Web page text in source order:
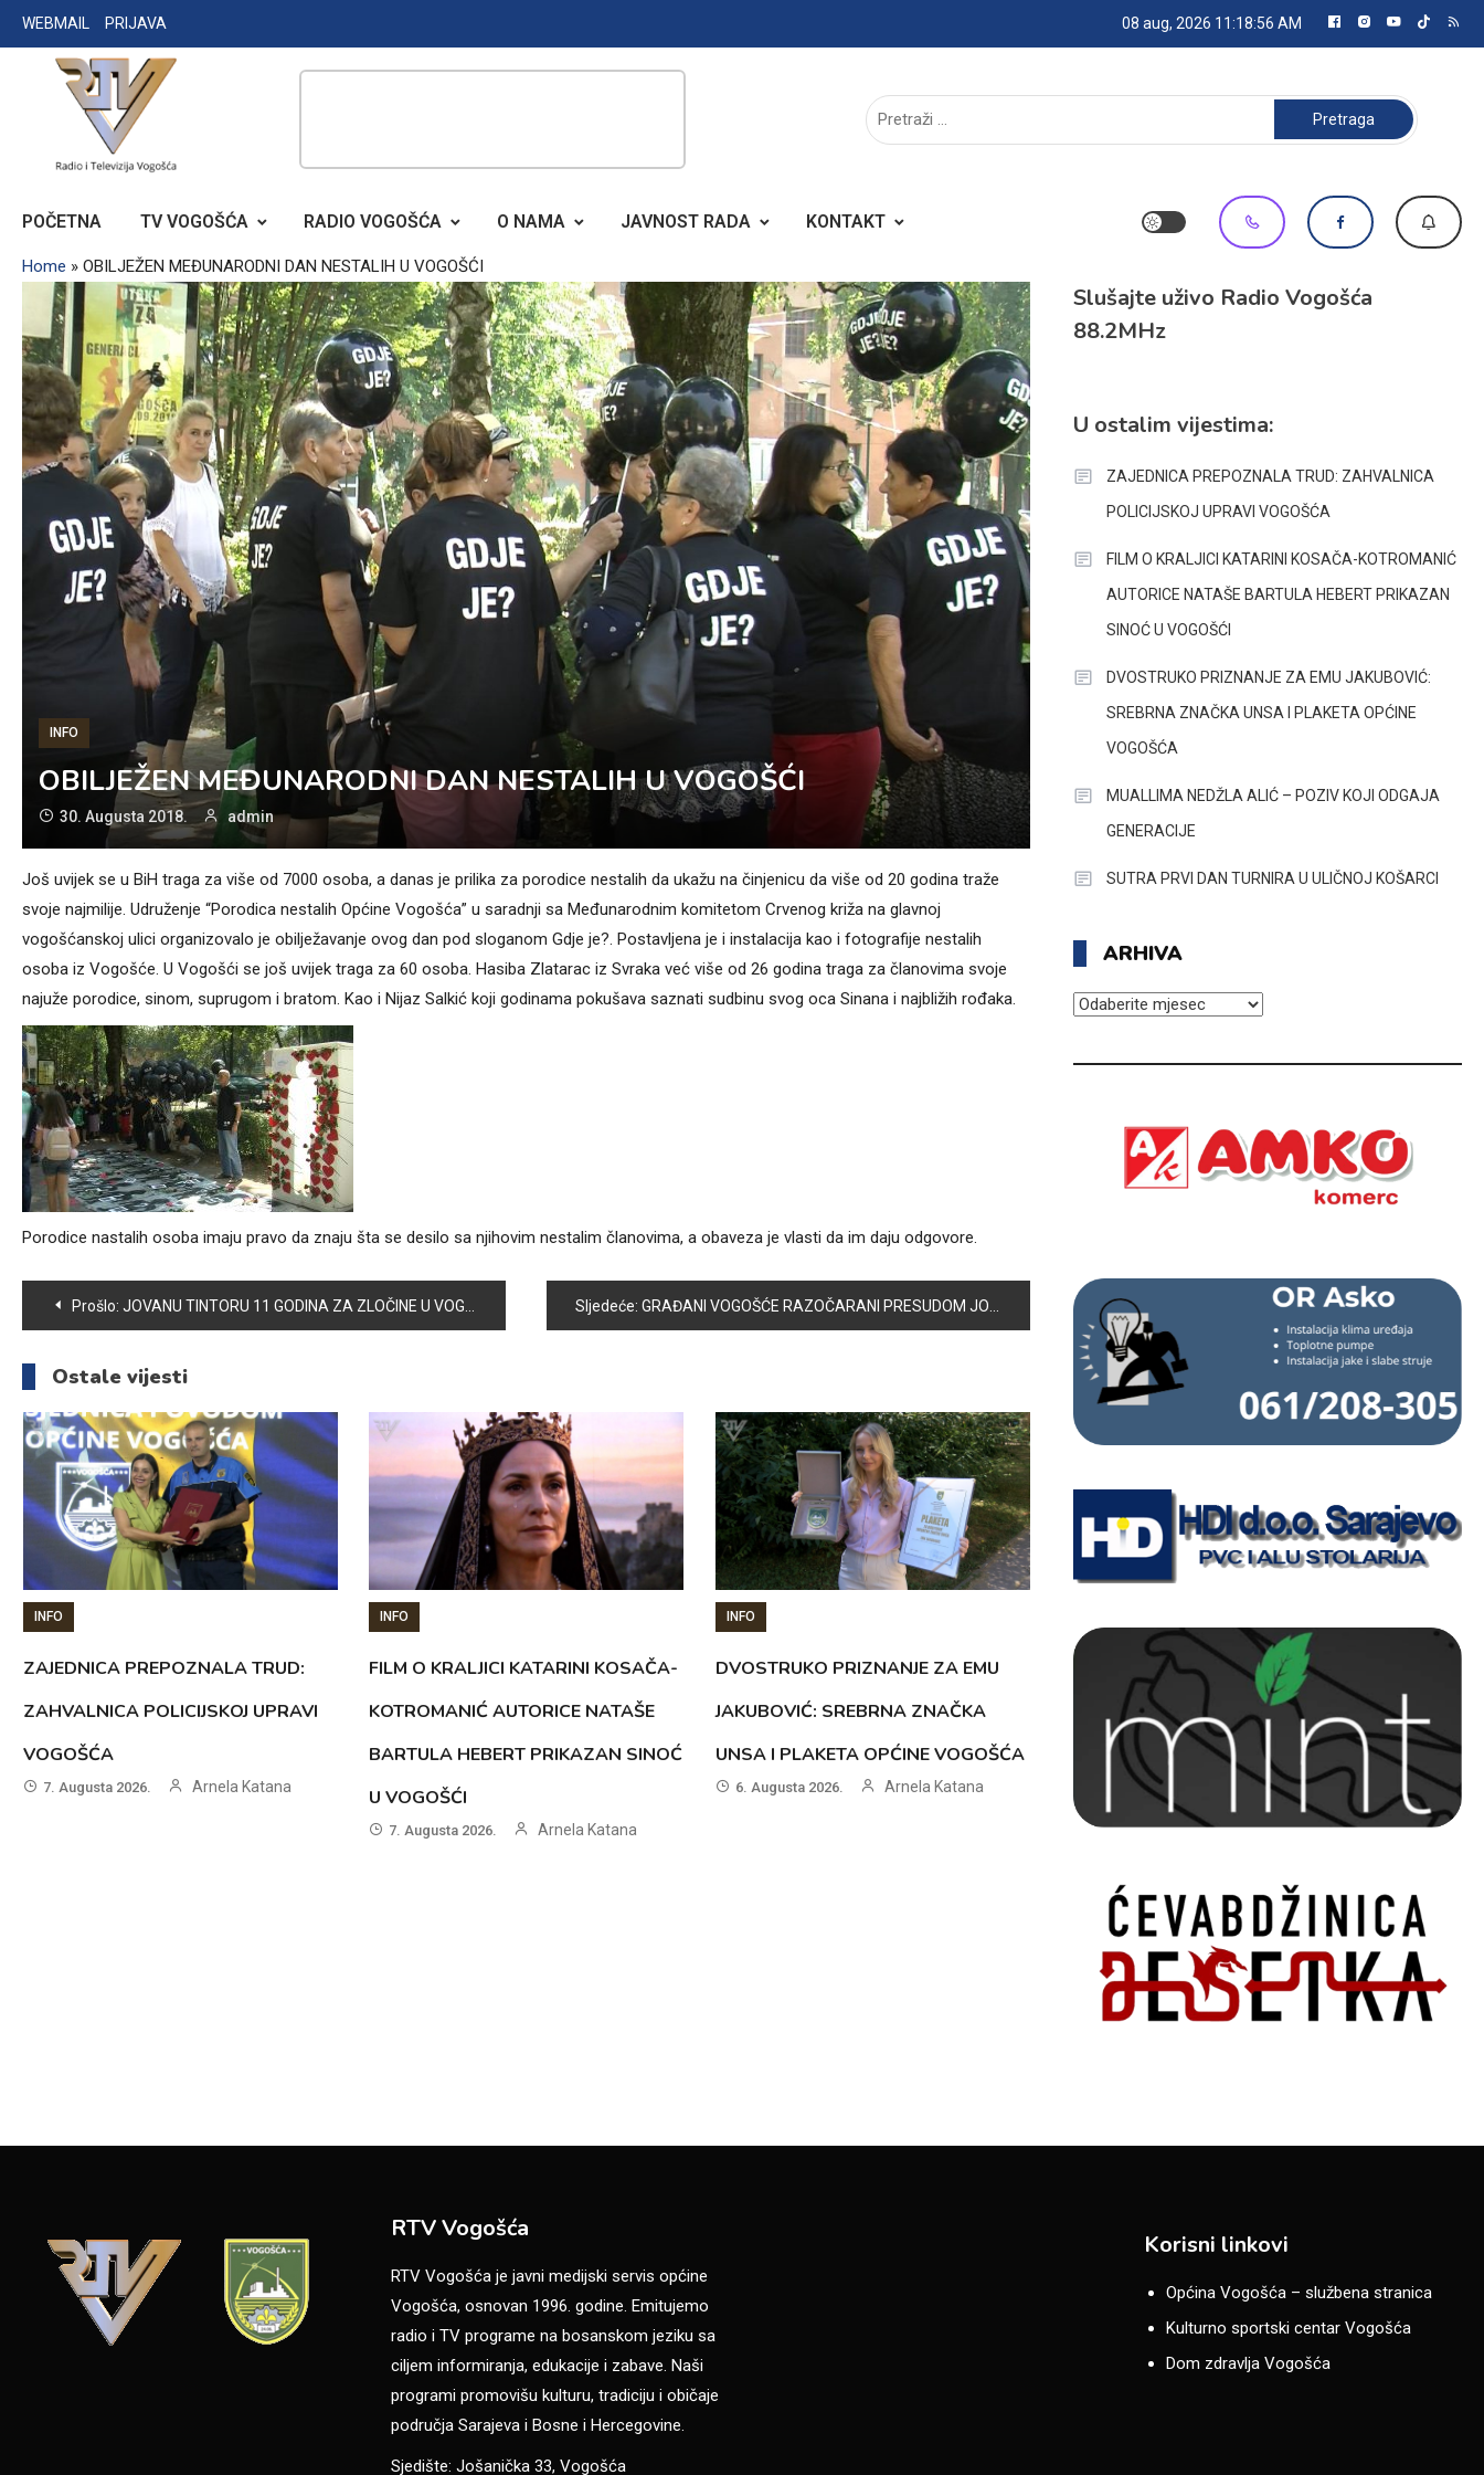
Skip
to
WEBMAIL PRIJAVA 08 aug, 2026 11:18:56 AM
RADIO TELEVIZIJA VOGOŠĆA
Pretraga:
POČETNA TV VOGOŠĆA RADIO VOGOŠĆA O NAMA JAVNOST RADA KONTAKT
Home » OBILJEŽEN MEĐUNARODNI DAN NESTALIH U VOGOŠĆI
INFO
OBILJEŽEN MEĐUNARODNI DAN NESTALIH U VOGOŠĆI
30. Augusta 2018. admin
Još uvijek se u BiH traga za više od 7000 osoba, a danas je prilika za porodice nestalih da ukažu na činjenicu da više od 20 godina traže
svoje najmilije. Udruženje “Porodica nestalih Općine Vogošća” u saradnji sa Međunarodnim komitetom Crvenog križa na glavnoj
vogošćanskoj ulici organizovalo je obilježavanje ovog dan pod sloganom Gdje je?. Postavljena je i instalacija kao i fotografije nestalih
osoba iz Vogošće. U Vogošći se još uvijek traga za 60 osoba. Hasiba Zlatarac iz Svraka već više od 26 godina traga za članovima svoje
najuže porodice, sinom, suprugom i bratom. Kao i Nijaz Salkić koji godinama pokušava saznati sudbinu svog oca Sinana i najbližih rođaka.
Porodice nastalih osoba imaju pravo da znaju šta se desilo sa njihovim nestalim članovima, a obaveza je vlasti da im daju odgovore.
Navigacija
članaka
Prošlo: JOVANU TINTORU 11 GODINA ZA ZLOČINE U VOGOŠĆI Sljedeće: GRAĐANI VOGOŠĆE RAZOČARANI PRESUDOM JOVANU TINTORU
Ostale vijesti
INFO
ZAJEDNICA PREPOZNALA TRUD:
ZAHVALNICA POLICIJSKOJ UPRAVI
VOGOŠĆA
7. Augusta 2026. Arnela Katana
INFO
FILM O KRALJICI KATARINI KOSAČA-
KOTROMANIĆ AUTORICE NATAŠE
BARTULA HEBERT PRIKAZAN SINOĆ
U VOGOŠĆI
7. Augusta 2026. Arnela Katana
INFO
DVOSTRUKO PRIZNANJE ZA EMU
JAKUBOVIĆ: SREBRNA ZNAČKA
UNSA I PLAKETA OPĆINE VOGOŠĆA
6. Augusta 2026. Arnela Katana
Slušajte uživo Radio Vogošća
88.2MHz
U ostalim vijestima:
ZAJEDNICA PREPOZNALA TRUD: ZAHVALNICA
POLICIJSKOJ UPRAVI VOGOŠĆA
FILM O KRALJICI KATARINI KOSAČA-KOTROMANIĆ
AUTORICE NATAŠE BARTULA HEBERT PRIKAZAN
SINOĆ U VOGOŠĆI
DVOSTRUKO PRIZNANJE ZA EMU JAKUBOVIĆ:
SREBRNA ZNAČKA UNSA I PLAKETA OPĆINE
VOGOŠĆA
MUALLIMA NEDŽLA ALIĆ – POZIV KOJI ODGAJA
GENERACIJE
SUTRA PRVI DAN TURNIRA U ULIČNOJ KOŠARCI
ARHIVA
ARHIVA
RTV Vogošća
RTV Vogošća je javni medijski servis općine
Vogošća, osnovan 1996. godine. Emitujemo
radio i TV programe na bosanskom jeziku sa
ciljem informiranja, edukacije i zabave. Naši
programi promovišu kulturu, tradiciju i običaje
područja Sarajeva i Bosne i Hercegovine.
Sjedište: Jošanička 33, Vogošća
Korisni linkovi
Općina Vogošća – službena stranica
Kulturno sportski centar Vogošća
Dom zdravlja Vogošća